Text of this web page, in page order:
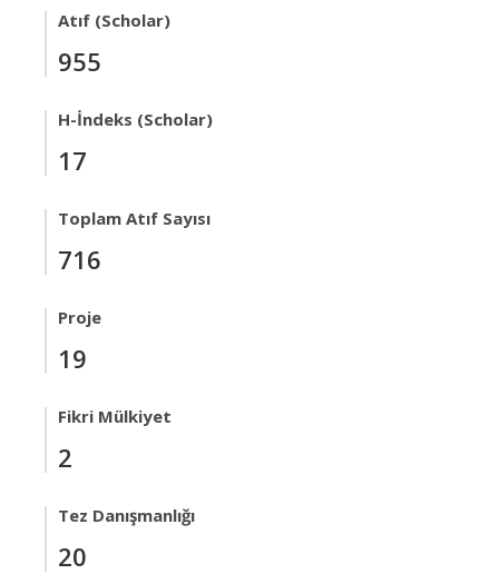
Atıf (Scholar)
955
H-İndeks (Scholar)
17
Toplam Atıf Sayısı
716
Proje
19
Fikri Mülkiyet
2
Tez Danışmanlığı
20